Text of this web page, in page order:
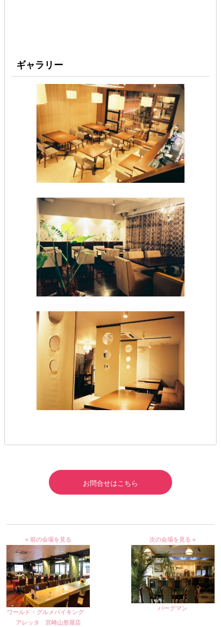
ギャラリー
お問合せはこちら
« 前の会場を見る
ワールド・グルメバイキング
アレッタ 宮崎山形屋店
次の会場を見る »
バーグマン